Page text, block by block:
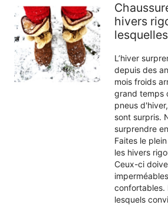
hivers
L’hiver
depuis des
mois froids
grand temps
pneus
sont surpris.
surprendre
Faites le
les hivers
Ceux-ci
confortables.
lesquels